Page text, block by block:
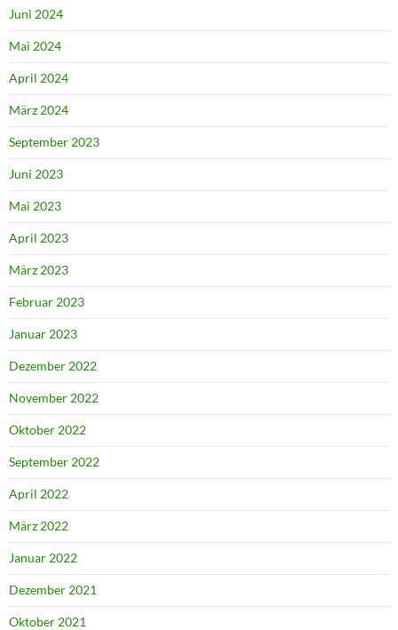
Juni 2024
Mai 2024
April 2024
März 2024
September 2023
Juni 2023
Mai 2023
April 2023
März 2023
Februar 2023
Januar 2023
Dezember 2022
November 2022
Oktober 2022
September 2022
April 2022
März 2022
Januar 2022
Dezember 2021
Oktober 2021